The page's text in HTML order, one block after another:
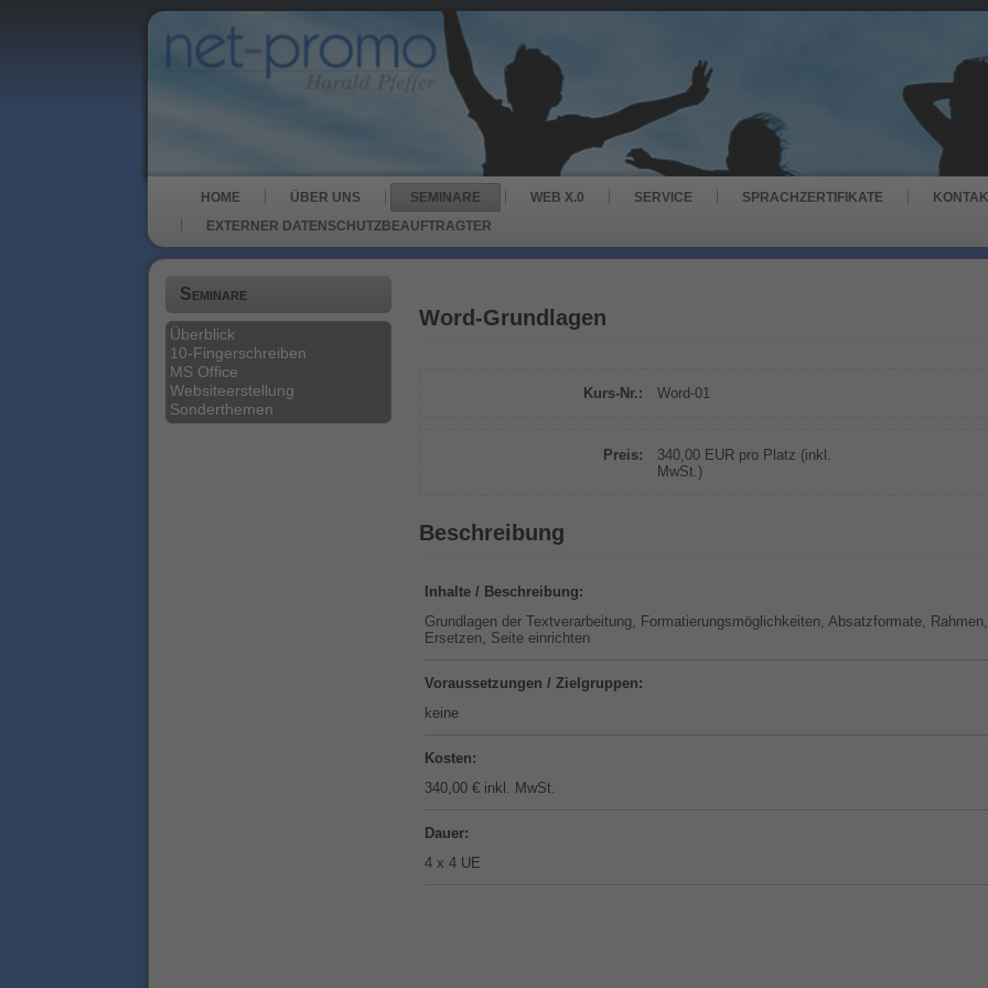
HOME ÜBER UNS SEMINARE WEB X.0 SERVICE SPRACHZERTIFIKATE
EXTERNER DATENSCHUTZBEAUFTRAGTER
Seminare
Überblick
10-Fingerschreiben
MS Office
Websiteerstellung
Sonderthemen
Word-Grundlagen
Kurs-Nr.: Word-01
Preis:
340,00 EUR pro Platz (inkl.
MwSt.)
Beschreibung
Inhalte / Beschreibung:
Grundlagen der Textverarbeitung, Formatierungsmöglichkeiten, Absatzformate,
Ersetzen, Seite einrichten
Voraussetzungen / Zielgruppen:
keine
Kosten:
340,00 € inkl. MwSt.
Dauer:
4 x 4 UE